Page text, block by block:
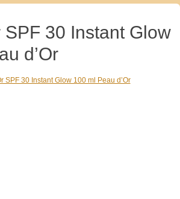
SPF 30 Instant Glow
d’Or